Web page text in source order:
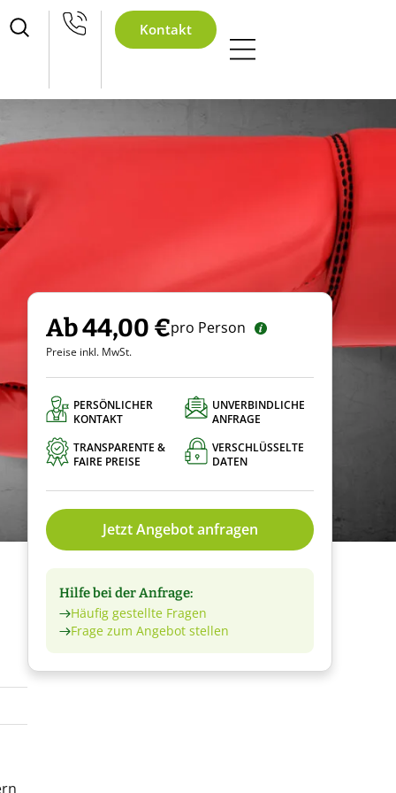
Kontakt
Ab 44,00 €pro Person
Preise inkl. MwSt.
PERSÖNLICHER
KONTAKT
UNVERBINDLICHE
ANFRAGE
TRANSPARENTE &
FAIRE PREISE
VERSCHLÜSSELTE
DATEN
Jetzt Angebot anfragen
Hilfe bei der Anfrage:
Häufig gestellte Fragen
Frage zum Angebot stellen